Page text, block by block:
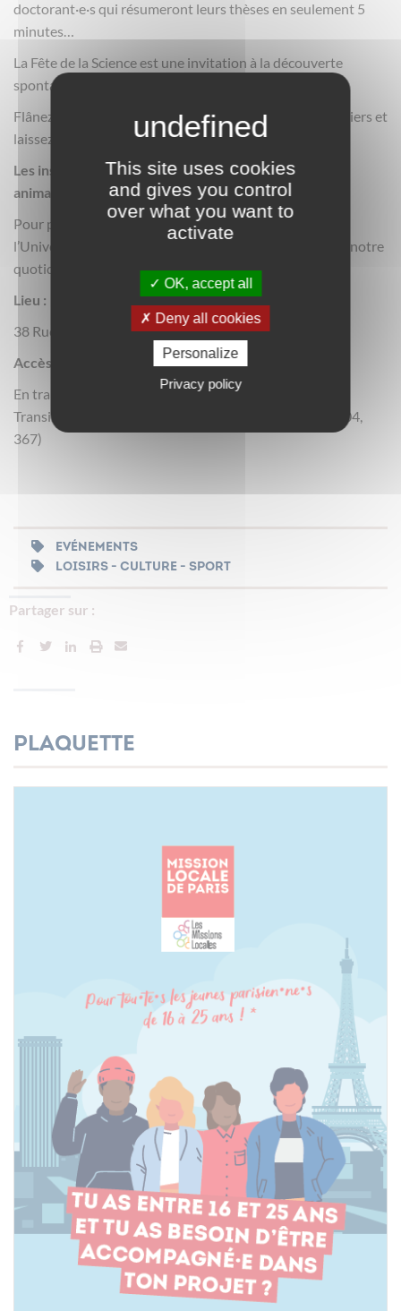
doctorant·e·s qui résumeront leurs thèses en seulement 5
minutes…
La Fête de la Science est une invitation à la découverte
spontanée !
Flânez d’un stand à l’autre, expérimentez différents ateliers et
laissez-vous surprendre par des activités interactives.
Les inscriptions sont recommandées pour certaines
animations, elles ne sont pas obligatoires !
Pour plus d’information 👉Fête de la Science 2024 à
l’Université Paris Nanterre : des recherches proches de notre
quotidien | Fête de la science (fetedelascience.fr)
Lieu :
38 Rue Kléber, 92050 Nanterre
Accès :
En transports : station Nanterre Université (RER A /
Transilien ligne L / Bus : 378, 304, 276, 367, 259, 276, 304,
367)
EVÉNEMENTS
LOISIRS - CULTURE - SPORT
Partager sur :
Plaquette
This site uses cookies
and gives you control
over what you want to
activate
OK, accept all
Deny all cookies
Personalize
Privacy policy